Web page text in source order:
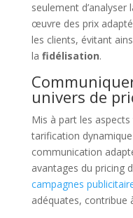
seulement
œuvre des prix
les clients, évitant
la fidélisation.
univers de
Mis à part les
tarification
communication
avantages du pricing
campagnes
adéquates, contribue